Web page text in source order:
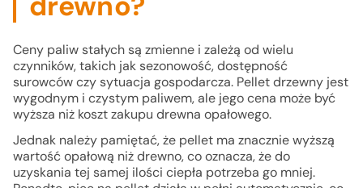
Ceny paliw stałych są zmienne i zależą od wielu
czynników, takich jak sezonowość, dostępność
surowców czy sytuacja gospodarcza. Pellet drzewny jest
wygodnym i czystym paliwem, ale jego cena może być
wyższa niż koszt zakupu drewna opałowego.
Jednak należy pamiętać, że pellet ma znacznie wyższą
wartość opałową niż drewno, co oznacza, że do
uzyskania tej samej ilości ciepła potrzeba go mniej.